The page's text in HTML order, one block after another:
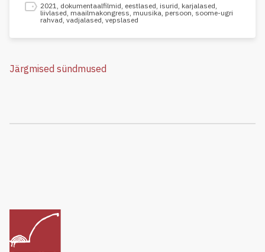
2021 dokumentaalfilmid eestlased isurid karjalased
liivlased maailmakongress muusika persoon soome-ugri
rahvad vadjalased vepslased
Järgmised sündmused